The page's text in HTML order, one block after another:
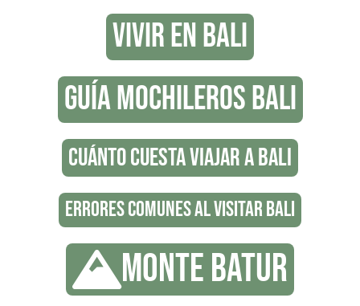
VIVIR EN BALI
GUÍA MOCHILEROS BALI
CUÁNTO CUESTA VIAJAR A BALI
ERRORES COMUNES AL VISITAR BALI
MONTE BATUR